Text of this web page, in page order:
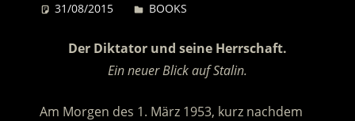
31/08/2015 Desiree
BOOKS
Der Diktator und seine Herrschaft.
Ein neuer Blick auf Stalin.
Am Morgen des 1. März 1953, kurz nachdem